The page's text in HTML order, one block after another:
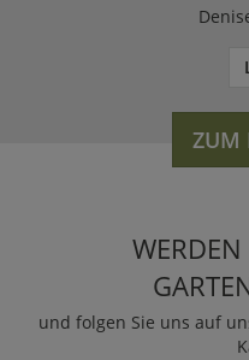
ZUM
und folgen Sie uns auf